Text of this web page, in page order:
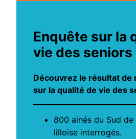
Enquête sur la
vie des seniors
Découvrez le résultat de
sur la qualité de vie des
800 ainés du Sud
lilloise interrogés.